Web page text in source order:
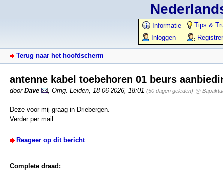
Informatie
Tips &
Inloggen
Terug naar het hoofdscherm
antenne kabel toebehoren 01 beurs
door Dave Omg. Leiden 18-06-2026, 18:01 (50 dagen geleden) @
Deze voor mij graag in Driebergen.
Verder per mail.
Reageer op dit bericht
Complete draad: